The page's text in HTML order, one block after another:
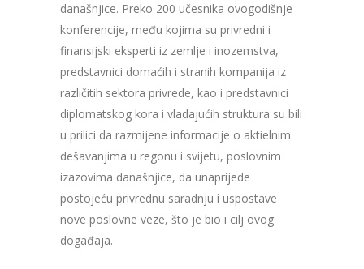
današnjice. Preko 200 učesnika ovogodišnje
konferencije, među kojima su privredni i
finansijski eksperti iz zemlje i inozemstva,
predstavnici domaćih i stranih kompanija iz
različitih sektora privrede, kao i predstavnici
diplomatskog kora i vladajućih struktura su bili
u prilici da razmijene informacije o aktielnim
dešavanjima u regonu i svijetu, poslovnim
izazovima današnjice, da unaprijede
postojeću privrednu saradnju i uspostave
nove poslovne veze, što je bio i cilj ovog
događaja.